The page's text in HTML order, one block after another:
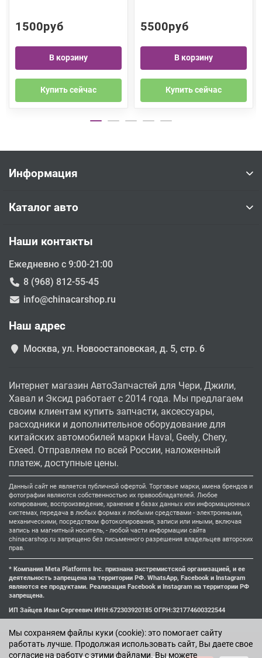
1500руб
В корзину
Купить сейчас
5500руб
В корзину
Купить сейчас
Мы cохраняем файлы куки (cookie): это помогает сайту
работать лучше. Продолжая использовать сайт, Вы даете свое
согласие на работу с этими файлами. Вы можете
Информация
Каталог авто
Наши контакты
Ежедневно с 9:00-21:00
8 (968) 812-55-45
info@chinacarshop.ru
Наш адрес
Москва, ул. Новоостаповская, д. 5, стр. 6
Интернет магазин АвтоЗапчастей для Чери, Джили,
Хавал и Эксид работает с 2014 года. Мы предлагаем
своим клиентам купить запчасти, аксессуары,
расходники и дополнительное оборудование для
китайских автомобилей марки Haval, Geely, Chery,
Exeed. Отправляем по всей России, наложенный
платеж, доступные цены.
Данный сайт не является публичной офертой. Торговые марки, имена брендов и
фотографии являются собственностью их правообладателей. Любое
копирование, воспроизведение, хранение в базах данных или информационных
системах, передача в любых формах и любыми средствами - электронными,
механическими, посредством фотокопирования, записи или иными, включая
запись на магнитный носитель, - любой части информации сайта
chinacarshop.ru запрещено без письменного разрешения владельцев авторских
прав.
* Компания Meta Platforms Inc. признана экстремистской организацией, и ее
деятельность запрещена на территории РФ. WhatsApp, Facebook и Instagram
являются ее продуктами. Реализация Facebook и Instagram на территории РФ
запрещена.
ИП Зайцев Иван Сергеевич ИНН:672303920185 ОГРН:321774600322544